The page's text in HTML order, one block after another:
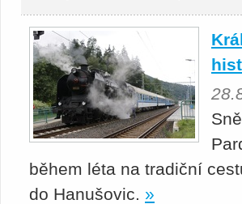
během léta na tradiční
do Hanušovic. »